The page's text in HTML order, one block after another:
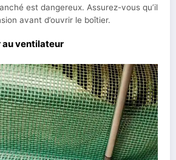
est dangereux. Assurez-vous qu’il
avant d’ouvrir le boîtier.
au ventilateur